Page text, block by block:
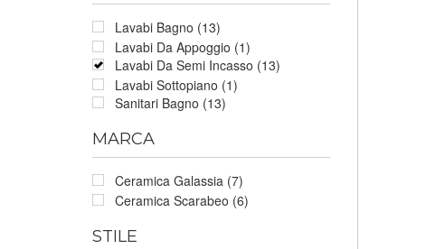
Lavabi Bagno (13)
Lavabi Da Appoggio (1)
Lavabi Da Semi Incasso (13)
Lavabi Sottopiano (1)
Sanitari Bagno (13)
MARCA
Ceramica Galassia (7)
Ceramica Scarabeo (6)
STILE